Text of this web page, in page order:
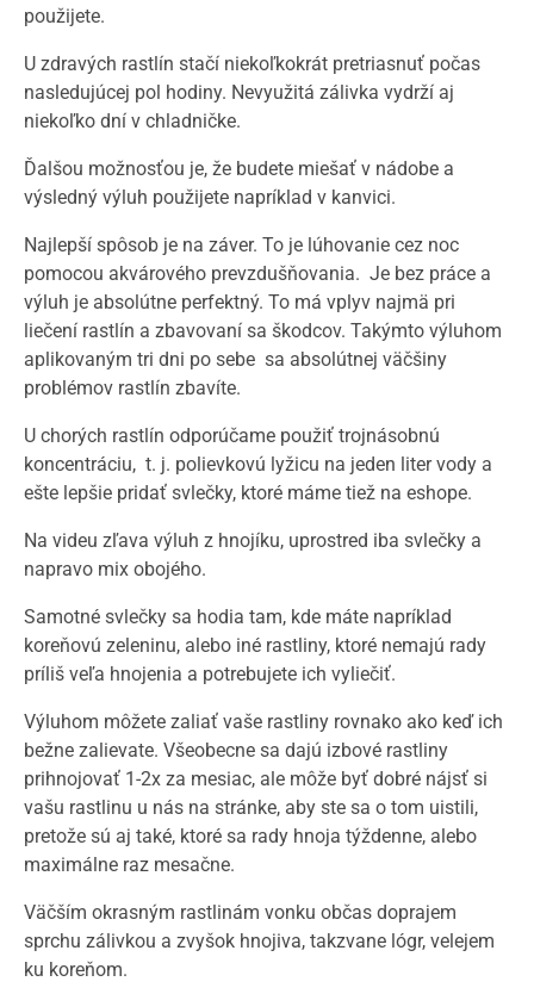
použijete.
U zdravých rastlín stačí niekoľkokrát pretriasnuť počas
nasledujúcej pol hodiny. Nevyužitá zálivka vydrží aj
niekoľko dní v chladničke.
Ďalšou možnosťou je, že budete miešať v nádobe a
výsledný výluh použijete napríklad v kanvici.
Najlepší spôsob je na záver. To je lúhovanie cez noc
pomocou akvárového prevzdušňovania. Je bez práce a
výluh je absolútne perfektný. To má vplyv najmä pri
liečení rastlín a zbavovaní sa škodcov. Takýmto výluhom
aplikovaným tri dni po sebe sa absolútnej väčšiny
problémov rastlín zbavíte.
U chorých rastlín odporúčame použiť trojnásobnú
koncentráciu, t. j. polievkovú lyžicu na jeden liter vody a
ešte lepšie pridať svlečky, ktoré máme tiež na eshope.
Na videu zľava výluh z hnojíku, uprostred iba svlečky a
napravo mix obojého.
Samotné svlečky sa hodia tam, kde máte napríklad
koreňovú zeleninu, alebo iné rastliny, ktoré nemajú rady
príliš veľa hnojenia a potrebujete ich vyliečiť.
Výluhom môžete zaliať vaše rastliny rovnako ako keď ich
bežne zalievate. Všeobecne sa dajú izbové rastliny
prihnojovať 1-2x za mesiac, ale môže byť dobré nájsť si
vašu rastlinu u nás na stránke, aby ste sa o tom uistili,
pretože sú aj také, ktoré sa rady hnoja týždenne, alebo
maximálne raz mesačne.
Väčším okrasným rastlinám vonku občas doprajem
sprchu zálivkou a zvyšok hnojiva, takzvane lógr, velejem
ku koreňom.